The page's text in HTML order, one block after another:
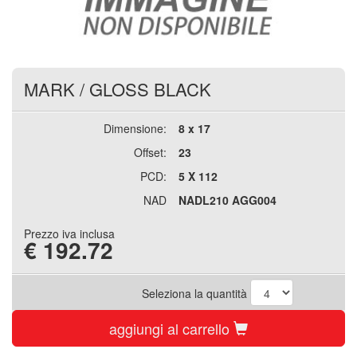
MARK / GLOSS BLACK
Dimensione:
8 x 17
Offset:
23
PCD:
5 X 112
NAD
NADL210 AGG004
Prezzo iva inclusa
€ 192.72
Seleziona la quantità
aggiungi al carrello